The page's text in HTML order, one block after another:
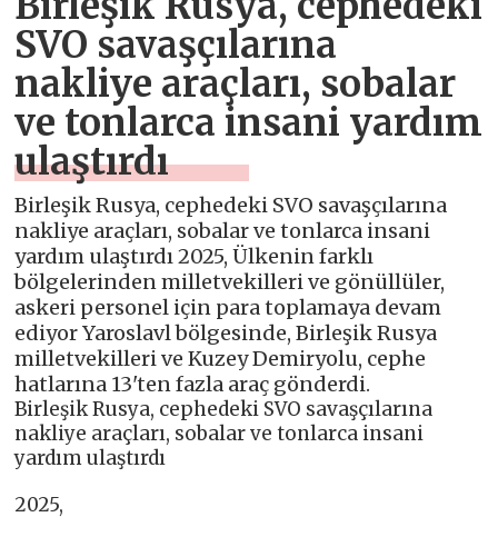
SVO savaşçılarına
nakliye araçları, sobalar
ve tonlarca insani yardım
ulaştırdı
Birleşik Rusya, cephedeki SVO savaşçılarına
nakliye araçları, sobalar ve tonlarca insani
yardım ulaştırdı 2025, Ülkenin farklı
bölgelerinden milletvekilleri ve gönüllüler,
askeri personel için para toplamaya devam
ediyor Yaroslavl bölgesinde, Birleşik Rusya
milletvekilleri ve Kuzey Demiryolu, cephe
hatlarına 13'ten fazla araç gönderdi.
Birleşik Rusya, cephedeki SVO savaşçılarına
nakliye araçları, sobalar ve tonlarca insani
yardım ulaştırdı
2025,